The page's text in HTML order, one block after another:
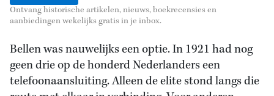
Ontvang historische artikelen, nieuws, boekrecensies en
aanbiedingen wekelijks gratis in je inbox.
Bellen was nauwelijks een optie. In 1921 had nog
geen drie op de honderd Nederlanders een
telefoonaansluiting. Alleen de elite stond langs die